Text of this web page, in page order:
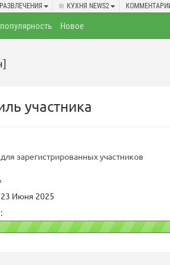
РАЗВЛЕЧЕНИЯ КУХНЯ NEWS2
Новое
участника
зарегистрированных участников
23 Июня 2025